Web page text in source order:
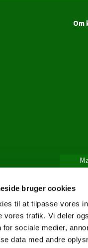
bruger cookies
til at tilpasse vores
vores trafik. Vi deler
for sociale medier,
data med andre
Om